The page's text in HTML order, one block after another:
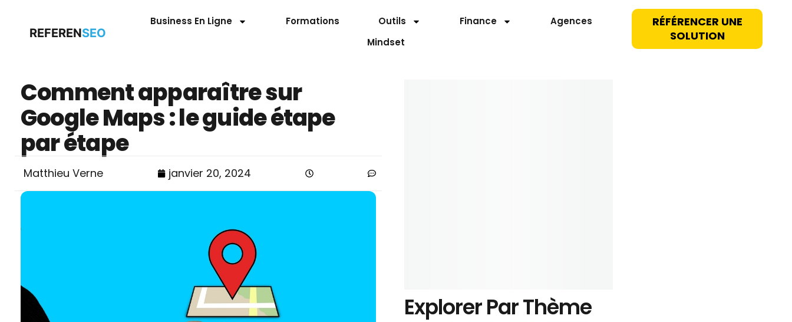
REFERENSEO
Business En Ligne Formations Outils Finance
Agences
Mindset
RÉFÉRENCER UNE
SOLUTION
Comment apparaître sur
Google Maps : le guide étape
par étape
Matthieu Verne janvier 20, 2024
Explorer Par Thème